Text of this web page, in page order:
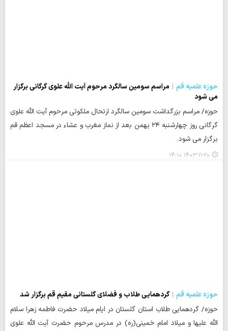
حوزه علمیه قم
مراسم سومین سالگرد مرحوم آیت الله علوی گرگانی برگزار
می شود
حوزه/ مراسم بزرگداشت سومین سالگرد ارتحال ملکوتی مرحوم آیت الله علوی
گرگانی روز چهارشنبه ۲۴ بهمن بعد از نماز مغرب و عشاء در مسجد اعظم قم
برگزار می شود.
۱۴۰۳-۱۱-۲۰ ۱۴:۱۰
حوزه علمیه قم
گردهمایی طلاب و فضلای گلستانی مقیم قم برگزار شد
حوزه/ گردهمایی طلاب استان گلستان در ایام میلاد حضرت فاطمه زهرا سلام
الله علیها و میلاد امام خمینی(ره) در مدرس مرحوم حضرت آیت الله علوی